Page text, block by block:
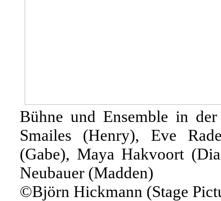
Bühne und Ensemble in
Smailes (Henry), Eve
(Gabe), Maya Hakvoort
Neubauer (Madden)
©Björn Hickmann (Stage